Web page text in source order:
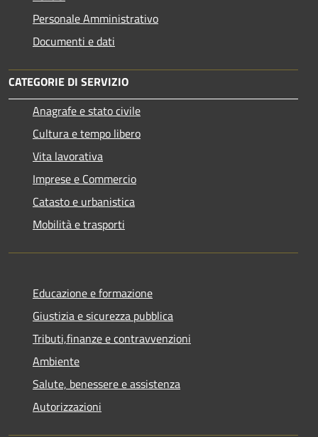
Personale Amministrativo
Documenti e dati
CATEGORIE DI SERVIZIO
Anagrafe e stato civile
Cultura e tempo libero
Vita lavorativa
Imprese e Commercio
Catasto e urbanistica
Mobilità e trasporti
Educazione e formazione
Giustizia e sicurezza pubblica
Tributi,finanze e contravvenzioni
Ambiente
Salute, benessere e assistenza
Autorizzazioni